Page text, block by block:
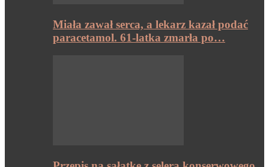
Miała zawał serca, a lekarz kazał podać
paracetamol. 61-latka zmarła po…